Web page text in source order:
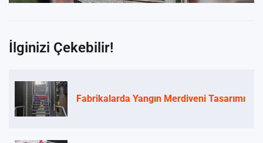
İlginizi Çekebilir!
Fabrikalarda Yangın Merdiveni Tasarımı